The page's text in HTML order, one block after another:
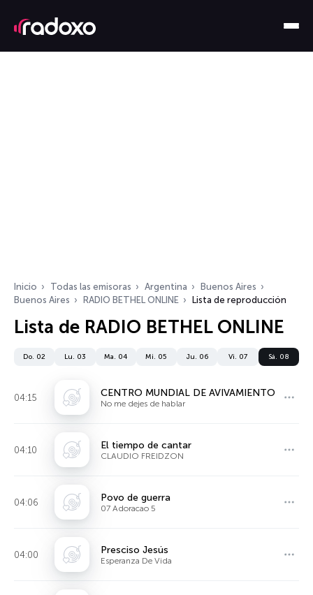
Inicio Todas las emisoras Argentina
Buenos Aires
Buenos Aires
RADIO BETHEL ONLINE Lista de reproducción
Lista de RADIO BETHEL ONLINE
Do. 02 Lu. 03 Ma. 04 Mi. 05 Ju. 06 Vi. 07 Sá. 08
04:15 CENTRO MUNDIAL DE AVIVAMIENTO
No me dejes de hablar
04:10 El tiempo de cantar
CLAUDIO FREIDZON
04:06 Povo de guerra
07 Adoracao 5
04:00 Presciso Jesús
Esperanza De Vida